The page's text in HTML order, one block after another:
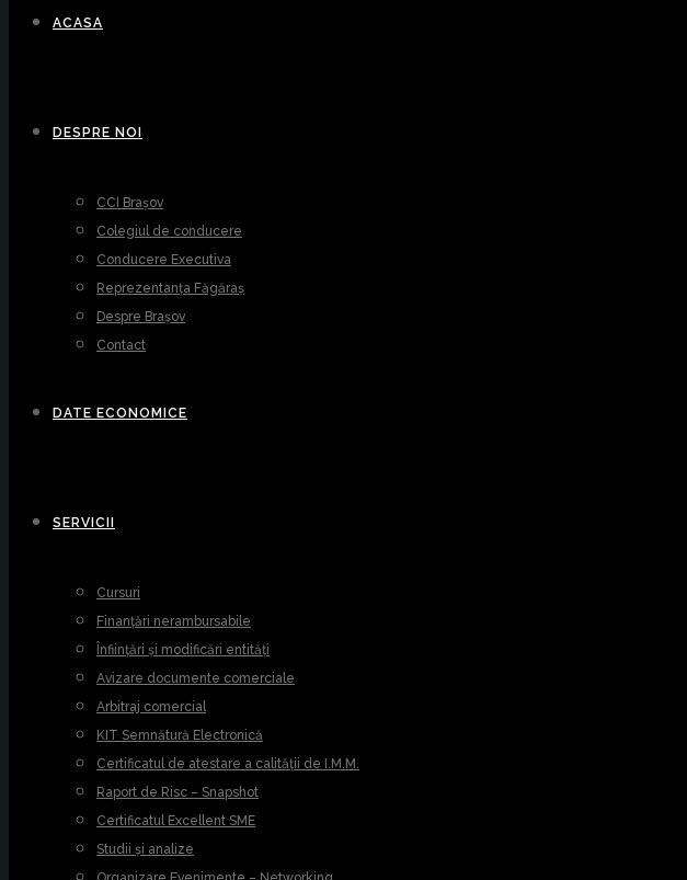
ACASA
DESPRE NOI
CCI Brașov
Colegiul de conducere
Conducere Executiva
Reprezentanța Făgăraș
Despre Brașov
Contact
DATE ECONOMICE
SERVICII
Cursuri
Finanțări nerambursabile
Înființări și modificări entități
Avizare documente comerciale
Arbitraj comercial
KIT Semnătură Electronică
Certificatul de atestare a calității de I.M.M.
Raport de Risc – Snapshot
Certificatul Excellent SME
Studii și analize